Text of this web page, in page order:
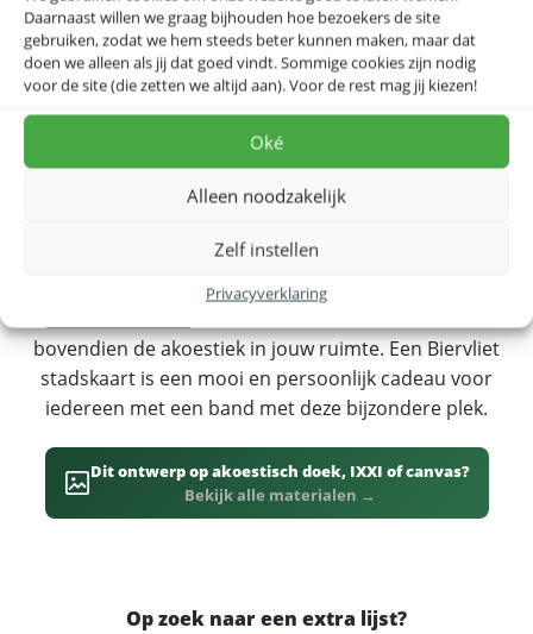
Daarnaast willen we graag bijhouden hoe bezoekers de site
gebruiken, zodat we hem steeds beter kunnen maken, maar dat
doen we alleen als jij dat goed vindt. Sommige cookies zijn nodig
voor de site (die zetten we altijd aan). Voor de rest mag jij kiezen!
Oké
Alleen noodzakelijk
Zelf instellen
Privacyverklaring
Biervliet Stadskaart Poster
Biervliet is een prachtige Nederlandse stad of dorp en
deze gedetailleerde stadskaart toont alle straten en
kenmerken van Biervliet op een artistieke manier. Een
mooie poster voor iedereen met een band met
Biervliet.
Dit ontwerp is ook verkrijgbaar op
bovendien de akoestiek in jouw ruimte. Een Biervliet
stadskaart is een mooi en persoonlijk cadeau voor
iedereen met een band met deze bijzondere plek.
Dit ontwerp op akoestisch doek, IXXI of canvas?
Bekijk alle materialen →
Op zoek naar een extra lijst?